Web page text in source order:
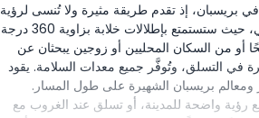
إذ تقدم طريقة مثيرة ولا تُنسى لرؤية
المدينة من الأعلى. تأخذك هذه التجربة المرشدة إلى قمة جسر ستوري الأيقوني، حيث ستستمتع بإطلالات خلابة بزاوية 360 درجة
أو من السكان المحليين أو زوجين يبحثان عن
في التسلق، وتُوفَّر جميع معدات السلامة. يقود
بريسبان الشهيرة على طول المسار.
واضحة للمدينة، أو تسلق عند الغروب مع